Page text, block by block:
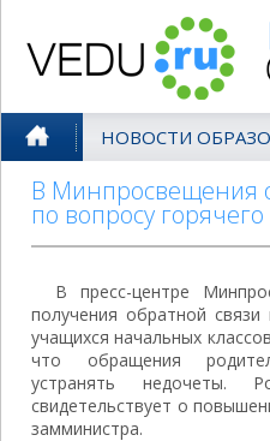
НОВОСТИ
В Минпросвещения
по вопросу
В пресс-центре
получения обратной
учащихся начальных
что обращения
устранять недочеты.
свидетельствует о
замминистра.